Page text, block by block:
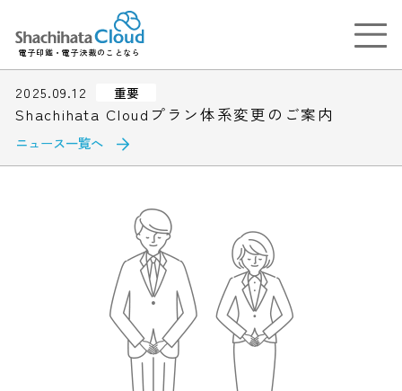
電子印鑑・電子決裁のことなら
2025.09.12 重要
Shachihata Cloudプラン体系変更のご案内
ニュース一覧へ